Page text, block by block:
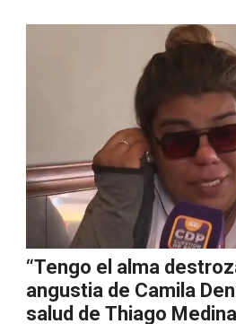
“Tengo el alma
angustia de Camila
salud de Thiago Medina